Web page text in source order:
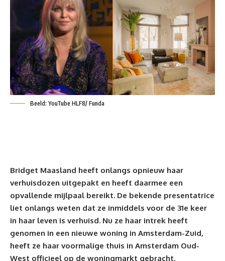
Beeld: YouTube HLF8/ Funda
Bridget Maasland heeft onlangs opnieuw haar
verhuisdozen uitgepakt en heeft daarmee een
opvallende mijlpaal bereikt. De bekende presentatrice
liet onlangs weten dat ze inmiddels voor de 31e keer
in haar leven is verhuisd. Nu ze haar intrek heeft
genomen in een nieuwe woning in Amsterdam-Zuid,
heeft ze haar voormalige thuis in Amsterdam Oud-
West officieel op de woningmarkt gebracht.